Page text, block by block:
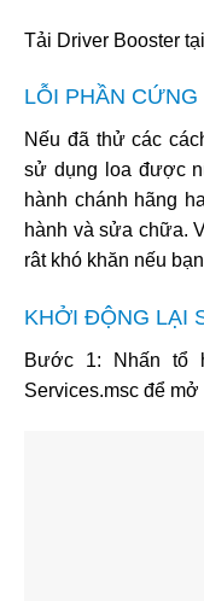
Tải Driver Booster
LỖI PHẦN CỨNG
Nếu đã thử các
sử dụng loa được
hành chánh hãng
hành và sửa chữa.
rât khó khăn nếu
KHỞI ĐỘNG LẠI
Bước 1: Nhấn tổ
Services.msc để